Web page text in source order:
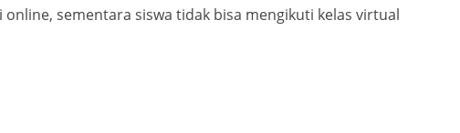
sementara siswa tidak bisa mengikuti kelas virtual